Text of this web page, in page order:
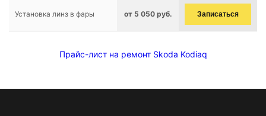
Установка линз в фары от 5 050 руб. Записаться
Прайс-лист на ремонт Skoda Kodiaq